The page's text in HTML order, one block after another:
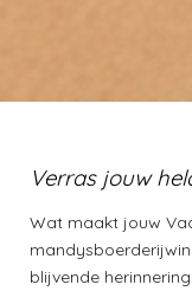
Verras jouw
Wat maakt jouw
blijvende